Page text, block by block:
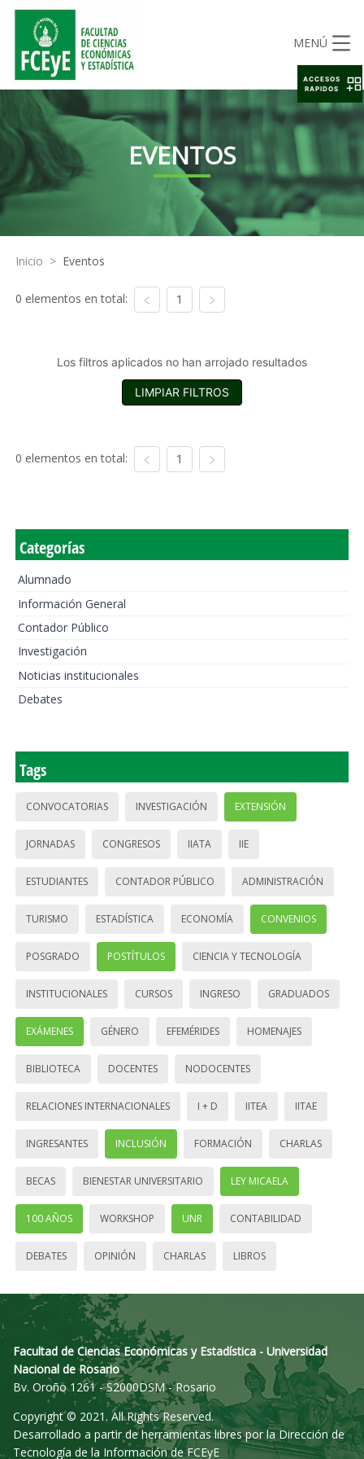
MENÚ
EVENTOS
Inicio > Eventos
0 elementos en total: 1
Los filtros aplicados no han arrojado resultados
LIMPIAR FILTROS
0 elementos en total: 1
Categorías
Alumnado
Información General
Contador Público
Investigación
Noticias institucionales
Debates
Tags
CONVOCATORIAS INVESTIGACIÓN EXTENSIÓN
JORNADAS CONGRESOS IIATA IIE
ESTUDIANTES CONTADOR PÚBLICO ADMINISTRACIÓN
TURISMO ESTADÍSTICA ECONOMÍA CONVENIOS
POSGRADO POSTÍTULOS CIENCIA Y TECNOLOGÍA
INSTITUCIONALES CURSOS INGRESO GRADUADOS
EXÁMENES GÉNERO EFEMÉRIDES HOMENAJES
BIBLIOTECA DOCENTES NODOCENTES
RELACIONES INTERNACIONALES I + D IITEA IITAE
INGRESANTES INCLUSIÓN FORMACIÓN CHARLAS
BECAS BIENESTAR UNIVERSITARIO LEY MICAELA
100 AÑOS WORKSHOP UNR CONTABILIDAD
DEBATES OPINIÓN CHARLAS LIBROS
Facultad de Ciencias Económicas y Estadística - Universidad
Nacional de Rosario
Bv. Oroño 1261 - S2000DSM - Rosario
Copyright © 2021. All Rights Reserved.
Desarrollado a partir de herramientas libres por la Dirección de
Tecnología de la Información de FCEyE
ACCESOS
RAPIDOS